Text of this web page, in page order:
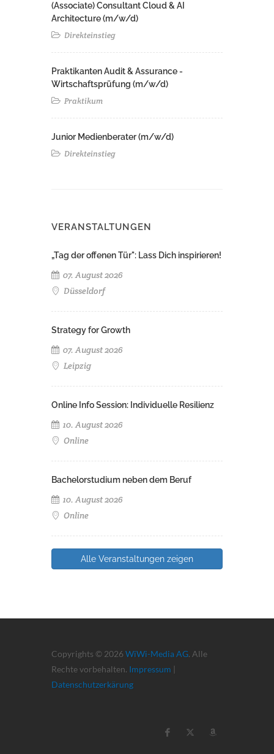
(Associate) Consultant Cloud & AI
Architecture (m/w/d)​ ​
Direkteinstieg
Praktikanten Audit & Assurance -
Wirtschaftsprüfung (m/w/d)
Praktikum
Junior Medienberater (m/w/d)
Direkteinstieg
VERANSTALTUNGEN
„Tag der offenen Tür": Lass Dich inspirieren!
07. August 2026
Düsseldorf
Strategy for Growth
07. August 2026
Leipzig
Online Info Session: Individuelle Resilienz
10. August 2026
Online
Bachelorstudium neben dem Beruf
10. August 2026
Online
Alle Veranstaltungen zeigen
Copyrights © 2026 WiWi-Media AG. Alle
Rechte vorbehalten. Impressum |
Datenschutzerkärung